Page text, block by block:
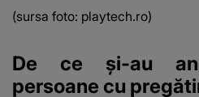
(sursa foto: playtech.ro)
De ce și-au
persoane cu